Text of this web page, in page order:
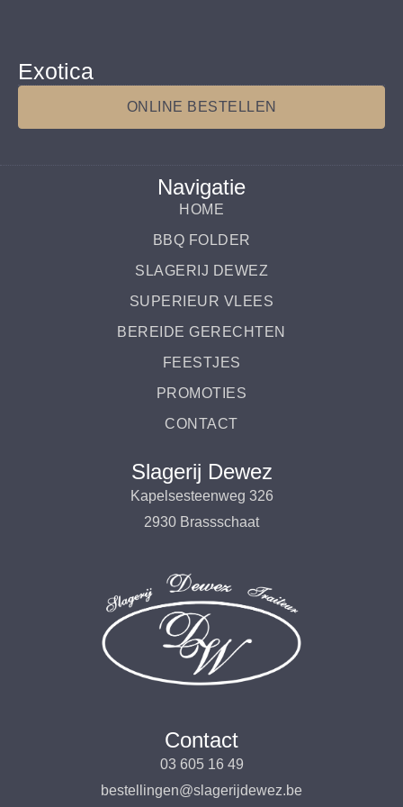
Exotica
ONLINE BESTELLEN
Navigatie
HOME
BBQ FOLDER
SLAGERIJ DEWEZ
SUPERIEUR VLEES
BEREIDE GERECHTEN
FEESTJES
PROMOTIES
CONTACT
Slagerij Dewez
Kapelsesteenweg 326
2930 Brassschaat
Contact
03 605 16 49
bestellingen@slagerijdewez.be